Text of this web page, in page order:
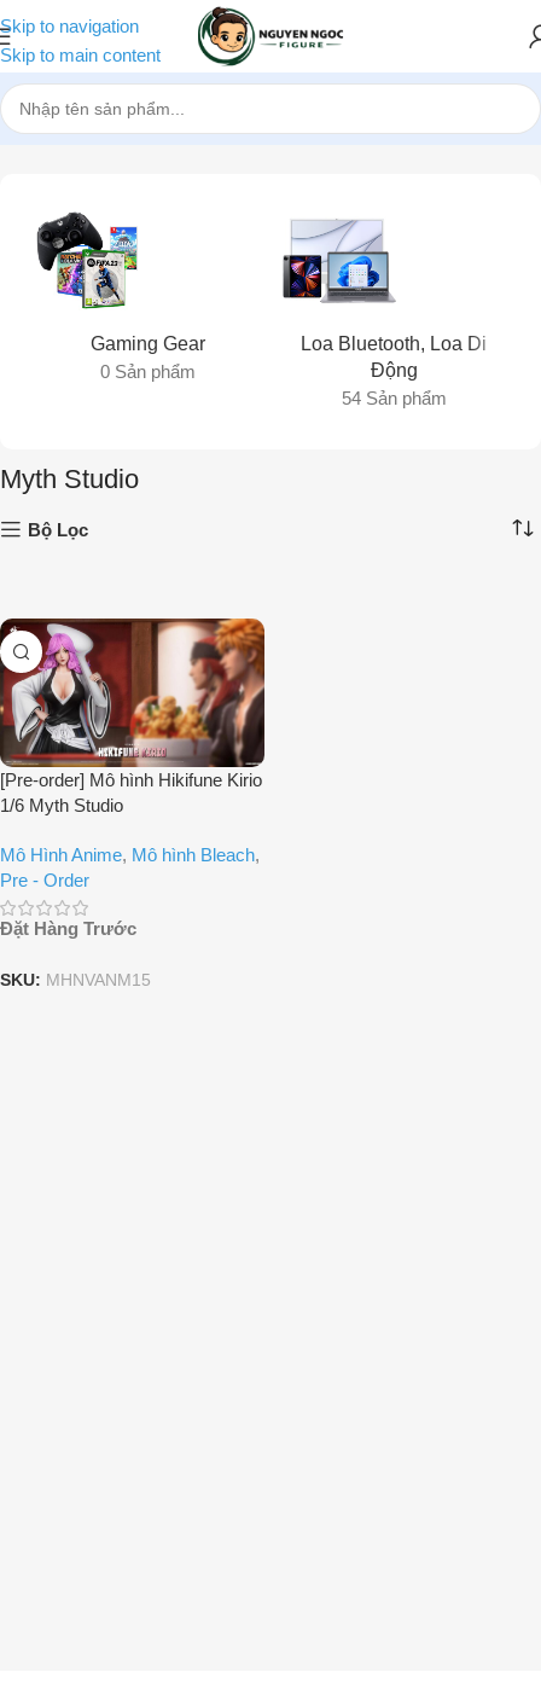
Skip to navigation
Skip to main content
Trang chủ»Myth Studio
Gaming Gear
0 Sản phẩm
Loa Bluetooth, Loa Di
Động
54 Sản phẩm
Myth Studio
Bộ Lọc
[Pre-order] Mô hình Hikifune Kirio
1/6 Myth Studio
Mô Hình Anime, Mô hình Bleach,
Pre - Order
Đặt Hàng Trước
SKU: MHNVANM15